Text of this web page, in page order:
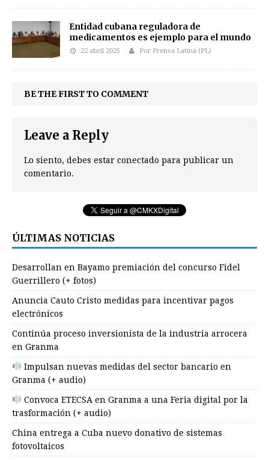
Entidad cubana reguladora de
medicamentos es ejemplo para el mundo
22 abril 2025 Por Prensa Latina (PL)
BE THE FIRST TO COMMENT
Leave a Reply
Lo siento, debes estar conectado para publicar un
comentario.
ÚLTIMAS NOTICIAS
Desarrollan en Bayamo premiación del concurso Fidel
Guerrillero (+ fotos)
Anuncia Cauto Cristo medidas para incentivar pagos
electrónicos
Continúa proceso inversionista de la industria arrocera
en Granma
Impulsan nuevas medidas del sector bancario en
Granma (+ audio)
Convoca ETECSA en Granma a una Feria digital por la
trasformación (+ audio)
China entrega a Cuba nuevo donativo de sistemas
fotovoltaicos